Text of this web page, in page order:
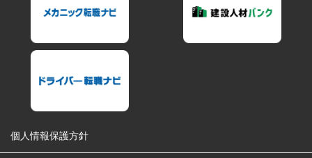
個人情報保護方針